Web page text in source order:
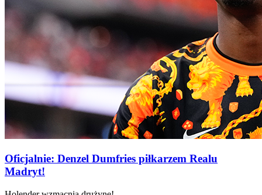
Oficjalnie: Denzel Dumfries piłkarzem Realu
Madryt!